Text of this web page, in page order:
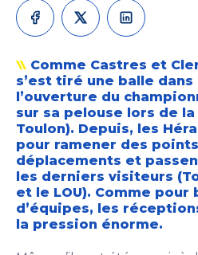
Comme Castres et
s’est tiré une balle
l’ouverture du
sur sa pelouse lors de la
Toulon). Depuis, les
pour ramener des
déplacements et
les derniers visiteurs
et le LOU). Comme pour
d’équipes, les
la pression énorme.